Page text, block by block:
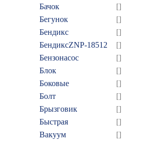
Бачок
[]
Бегунок
[]
Бендикс
[]
БендиксZNP-18512
[]
Бензонасос
[]
Блок
[]
Боковые
[]
Болт
[]
Брызговик
[]
Быстрая
[]
Вакуум
[]